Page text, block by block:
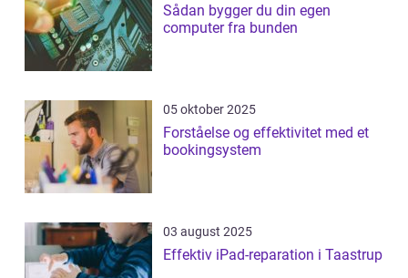
Sådan bygger du din egen
computer fra bunden
05 oktober 2025
Forståelse og effektivitet med et
bookingsystem
03 august 2025
Effektiv iPad-reparation i Taastrup